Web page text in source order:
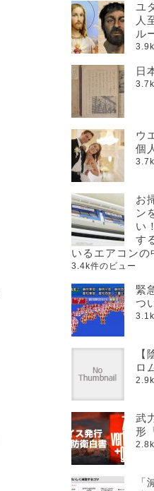
ユ
人
ル
日
ウ
個
お
ン
い
す
いるエアコンの
3.4k件のビュー
緊
つ
ロ
武
形